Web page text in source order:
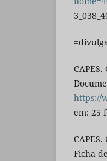
https://
em: 25
Ficha